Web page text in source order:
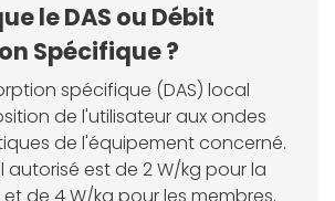
le DAS ou Débit
Spécifique ?
spécifique (DAS) local
de l'utilisateur aux ondes
de l'équipement concerné.
autorisé est de 2 W/kg pour la